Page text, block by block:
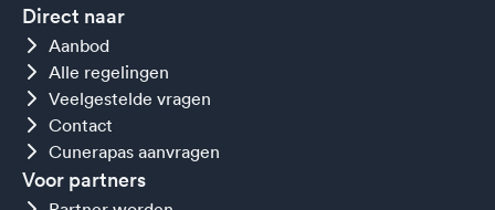
Direct naar
Aanbod
Alle regelingen
Veelgestelde vragen
Contact
Cunerapas aanvragen
Voor partners